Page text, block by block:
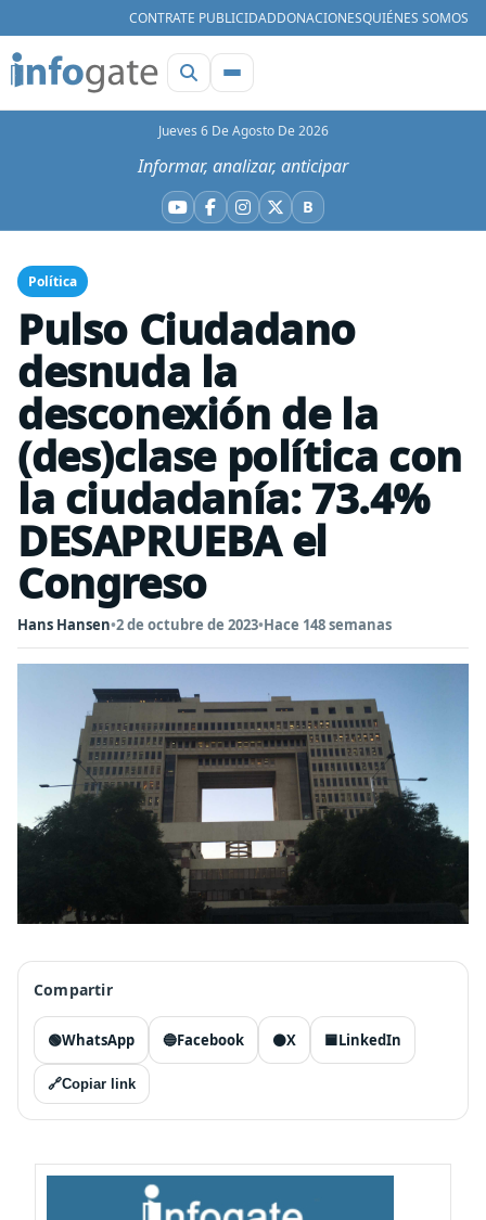
CONTRATE PUBLICIDADDONACIONESQUIÉNES SOMOS
Jueves 6 De Agosto De 2026
Informar, analizar, anticipar
YouTube
Facebook
Instagram
X BBluesky
Política
Pulso Ciudadano
desnuda la
desconexión de la
(des)clase política con
la ciudadanía: 73.4%
DESAPRUEBA el
Congreso
Hans Hansen•2 de octubre de 2023•Hace 148 semanas
Compartir
🟢WhatsApp 🔵Facebook ⚫X 🟦LinkedIn
🔗Copiar link